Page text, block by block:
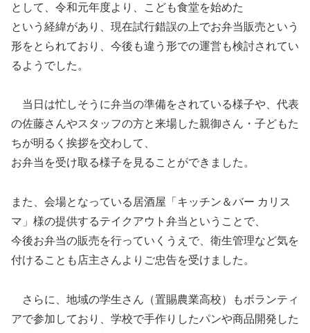
として、令和元年度より、こども食堂を始めた
という経緯があり、現在試行錯誤の上でお弁当販売という
形をとられており、今後も違う形での運営も検討されてい
るようでした。
当日は忙しそうに弁当の準備をされている様子や、代表
の佐藤さんやスタッフの方と来場した親御さん・子どもた
ちが明るく挨拶を交わして、
お弁当を受け取る様子を見ることができました。
また、会場となっている居酒屋「キッチン＆バー カリス
マ」様の提供するテイクアウト弁当ということで、
今後お弁当の販売を行っていくうえで、衛生管理など気を
付けることも店主さんよりご忠告を受けました。
さらに、地域の学生さん（置賜農業高校）もボランティ
アで参加しており、学校で手作りしたパンや商品開発した